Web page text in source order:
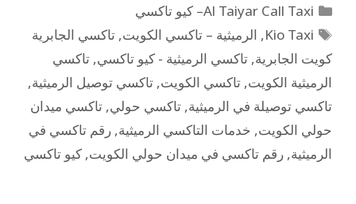
Al Taiyar Call Taxi– كيو تاكسي
Kio Taxi
, الرميثية – تاكسي الكويت,تاكسي الجابرية
كويت الجابرية, تاكسي الرميثية - كيو تاكسي, تاكسي
الرميثية الكويت, تاكسي الكويت, تاكسي توصيل الرميثية,
تاكسي توصيلة في الرميثية, تاكسي حولي, تاكسي ميدان
حولي الكويت, خدمات التاكسي الرميثية, رقم تاكسي في
الرميثية, رقم تاكسي في ميدان حولي الكويت, كيو تاكسي